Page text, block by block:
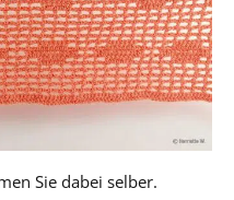
Sie dabei selber.